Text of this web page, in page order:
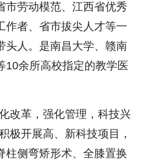
市劳动模范、江西省优秀
作者、省市拔尖人才等一
头人。是南昌大学、赣南
10余所高校指定的教学医
改革，强化管理，科技兴
极开展高、新科技项目，
柱侧弯矫形术、全膝置换